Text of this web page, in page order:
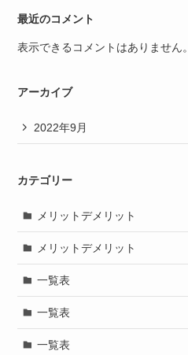
最近のコメント
表示できるコメントはありません。
アーカイブ
2022年9月
カテゴリー
メリットデメリット
メリットデメリット
一覧表
一覧表
一覧表